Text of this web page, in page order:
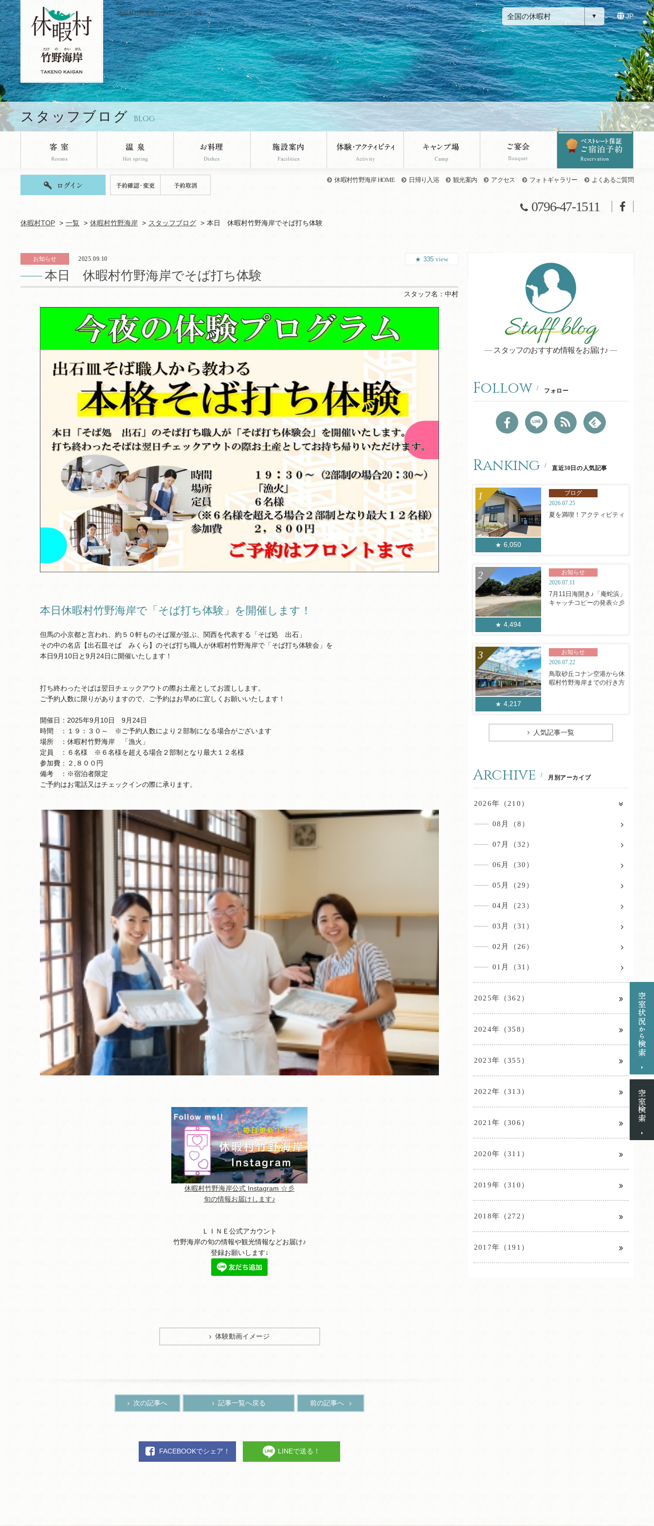
休暇村竹野海岸のブログページです。 全国の休暇村 JP
スタッフブログ BLOG
休暇村竹野海岸 HOME 日帰り入浴 観光案内 アクセス フォトギャラリー よくあるご質問
0796-47-1511
休暇村TOP 一覧 休暇村竹野海岸 スタッフブログ 本日 休暇村竹野海岸でそば打ち体験
お知らせ 2025.09.10
本日 休暇村竹野海岸でそば打ち体験
335 view
スタッフ名： 中村
本日休暇村竹野海岸で「そば打ち体験」を開催します！
但馬の小京都と言われ、約５０軒ものそば屋が並ぶ、関西を代表する「そば処 出石」
その中の名店【出石皿そば みくら】のそば打ち職人が休暇村竹野海岸で「そば打ち体験会」を
本日9月10日と9月24日に開催いたします！
打ち終わったそばは翌日チェックアウトの際お土産としてお渡しします。
ご予約人数に限りがありますので、ご予約はお早めに宜しくお願いいたします！
開催日：2025年9月10日 9月24日
時間 ：１９：３０～ ※ご予約人数により２部制になる場合がございます
場所 ：休暇村竹野海岸 「漁火」
定員 ：６名様 ※６名様を超える場合２部制となり最大１２名様
参加費：２,８００円
備考 ：※宿泊者限定
ご予約はお電話又はチェックインの際に承ります。
休暇村竹野海岸公式 Instagram ☆彡
旬の情報お届けします♪
ＬＩＮＥ公式アカウント
竹野海岸の旬の情報や観光情報などお届け♪
登録お願いします↓
体験動画イメージ
次の記事へ 記事一覧へ戻る 前の記事へ
FACEBOOKでシェア！ LINEで送る！
Staff blog
スタッフのおすすめ情報をお届け♪
Follow フォロー
Ranking 直近30日の人気記事
6,050
ブログ
2026.07.25
夏を満喫！アクティビティ
4,494
お知らせ
2026.07.11
7月11日海開き♪「庵蛇浜」
キャッチコピーの発表☆彡
4,217
お知らせ
2026.07.22
鳥取砂丘コナン空港から休
暇村竹野海岸までの行き方
人気記事一覧
Archive 月別アーカイブ
2026年（210）
08月（8）
07月（32）
06月（30）
05月（29）
04月（23）
03月（31）
02月（26）
01月（31）
2025年（362）
2024年（358）
2023年（355）
2022年（313）
2021年（306）
2020年（311）
2019年（310）
2018年（272）
2017年（191）